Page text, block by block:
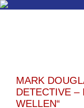
MARK
DETECTIVE –
WELLEN“